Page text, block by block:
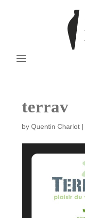
terrav
by Quentin Charlot|